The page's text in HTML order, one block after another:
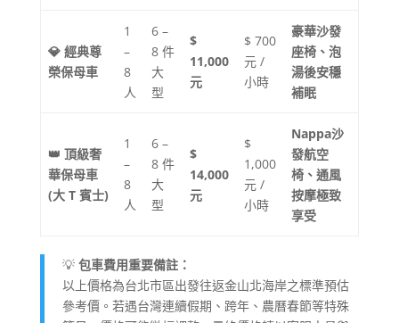
💎 經典尊
榮保母車
1
–
8
人
6 –
8 件
大
型
$
11,000
元
$ 700
元 /
小時
豪華沙發
座椅、泡
湯後安穩
補眠
👑 頂級奢
華保母車
(大 T 賓士)
1
–
8
人
6 –
8 件
大
型
$
14,000
元
$
1,000
元 /
小時
Nappa沙
發航空
椅、通風
按摩極致
享受
💡 包車費用重要備註：
以上價格為台北市區出發往返金山北海岸之標準預估
參考價。若遇台灣連續假期、跨年、農曆春節等特殊